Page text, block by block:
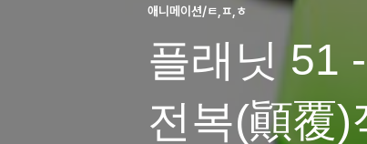
애니메이션/ㅌ,ㅍ,ㅎ
플래닛 51
전복(顚覆)